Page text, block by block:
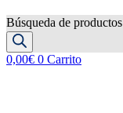
Búsqueda de productos
0,00€ 0 Carrito